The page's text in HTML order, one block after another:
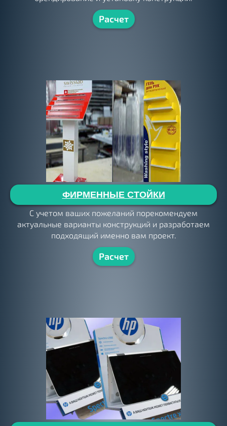
Расчет
ФИРМЕННЫЕ СТОЙКИ
С учетом ваших пожеланий порекомендуем
актуальные варианты конструкций и разработаем
подходящий именно вам проект.
Расчет